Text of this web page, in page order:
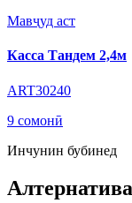
Мавҷуд аст
Касса Тандем 2,4м
ART30240
9 сомонӣ
Инчунин бубинед